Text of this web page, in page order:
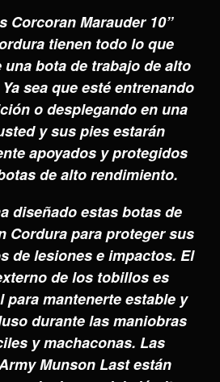
Corcoran Marauder 10”
tienen todo lo que
una bota de trabajo de alto
sea que esté entrenando
o desplegando en una
y sus pies estarán
apoyados y protegidos
de alto rendimiento.
diseñado estas botas de
Cordura para proteger sus
de lesiones e impactos. El
de los tobillos es
para mantenerte estable y
durante las maniobras
y machaconas. Las
Munson Last están